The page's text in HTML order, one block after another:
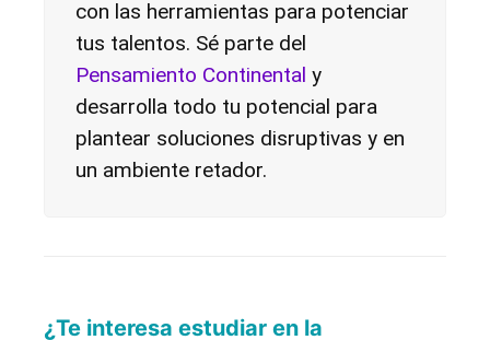
con las herramientas para potenciar
tus talentos. Sé parte del
Pensamiento Continental y
desarrolla todo tu potencial para
plantear soluciones disruptivas y en
un ambiente retador.
¿Te interesa estudiar en la